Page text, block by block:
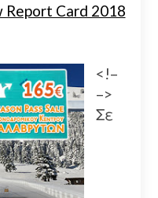
Report Card 2018
<!–
–>
Σε